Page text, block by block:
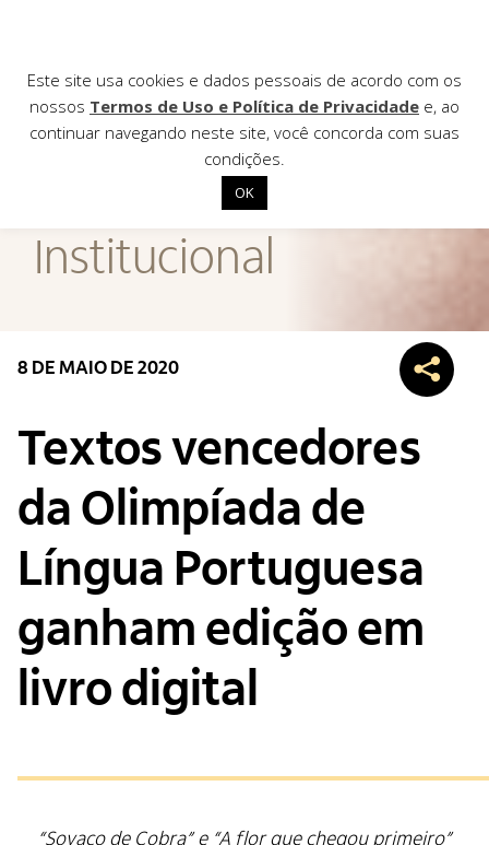
Institucional
Contato
Institucional
8 DE MAIO DE 2020
Textos vencedores
da Olimpíada de
Língua Portuguesa
ganham edição em
livro digital
“Sovaco de Cobra” e “A flor que chegou primeiro”
Este site usa cookies e dados pessoais de acordo com os
nossos Termos de Uso e Política de Privacidade e, ao
continuar navegando neste site, você concorda com suas
condições.
OK